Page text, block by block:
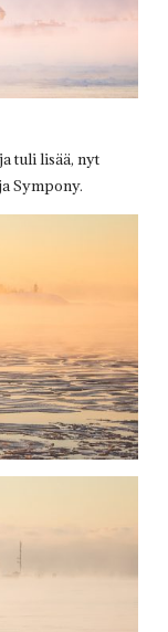
tuli lisää, nyt
Sympony.